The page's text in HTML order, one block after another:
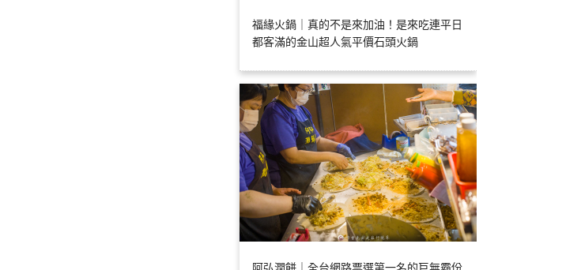
福緣火鍋｜真的不是來加油！是來吃連平日
都客滿的金山超人氣平價石頭火鍋